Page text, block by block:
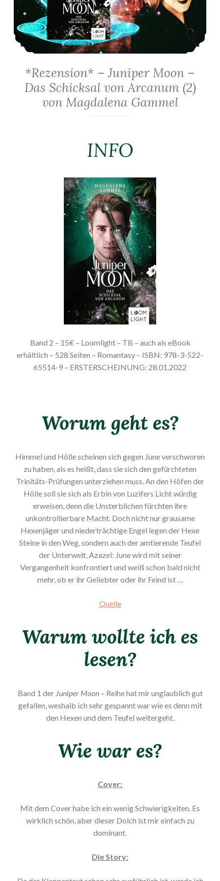
*Rezension* – Juniper Moon –
Das Schicksal von Arcanum (2)
von Magdalena Gammel
INFO
Band 2 – 15€ – Loomlight – TB – auch als eBook
erhältlich – 528 Seiten – Romantasy – ISBN: 978-3-522-
65514-9 – ERSTERSCHEINUNG: 28.01.2022
Worum geht es?
Himmel und Hölle scheinen sich gegen June verschworen
zu haben, als es heißt, dass sie sich den gefürchteten
Trinitäts-Prüfungen unterziehen muss. An den Höfen der
Hölle soll sie sich als Erbin von Luzifers Licht würdig
erweisen, denn die Unsterblichen fürchten ihre
unkontrollierbare Macht. Doch nicht nur grausame
Hexenjäger und niederträchtige Engel legen der Hexe
Steine in den Weg, sondern auch der amtierende Teufel
der Unterwelt, Azazel: June wird mit seiner
Vergangenheit konfrontiert und weiß schon bald nicht
mehr, ob er ihr Geliebter oder ihr Feind ist …
Quelle
Warum wollte ich es
lesen?
Band 1 der Juniper Moon– Reihe hat mir unglaublich gut
gefallen, weshalb ich sehr gespannt war wie es denn mit
den Hexen und dem Teufel weitergeht.
Wie war es?
Cover:
Mit dem Cover habe ich ein wenig Schwierigkeiten. Es
wirklich schön, aber dieser Dolch ist mir einfach zu
dominant.
Die Story: